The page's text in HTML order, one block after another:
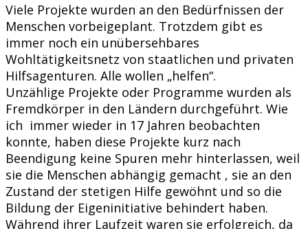
Viele Projekte wurden an den Bedürfnissen der
Menschen vorbeigeplant. Trotzdem gibt es
immer noch ein unübersehbares
Wohltätigkeitsnetz von staatlichen und privaten
Hilfsagenturen. Alle wollen „helfen“.
Unzählige Projekte oder Programme wurden als
Fremdkörper in den Ländern durchgeführt. Wie
ich immer wieder in 17 Jahren beobachten
konnte, haben diese Projekte kurz nach
Beendigung keine Spuren mehr hinterlassen, weil
sie die Menschen abhängig gemacht , sie an den
Zustand der stetigen Hilfe gewöhnt und so die
Bildung der Eigeninitiative behindert haben.
Während ihrer Laufzeit waren sie erfolgreich, da